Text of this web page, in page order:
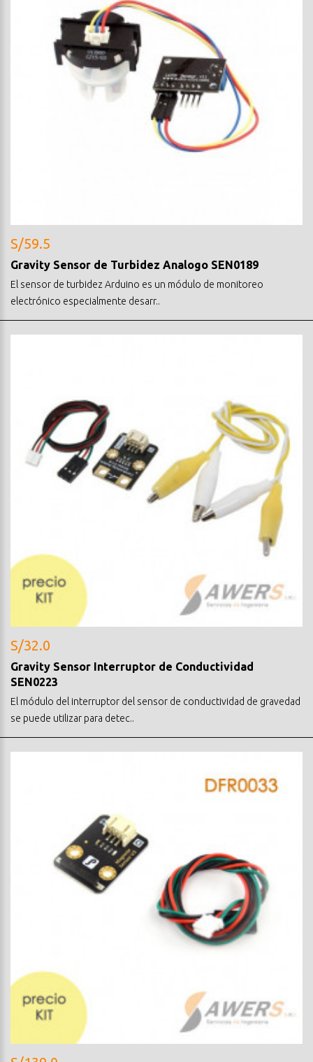
S/59.5
Gravity Sensor de Turbidez Analogo SEN0189
El sensor de turbidez Arduino es un módulo de monitoreo
electrónico especialmente desarr..
S/32.0
Gravity Sensor Interruptor de Conductividad
SEN0223
El módulo del interruptor del sensor de conductividad de gravedad
se puede utilizar para detec..